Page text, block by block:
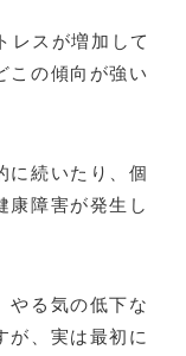
レスが増加して
この傾向が強い
に続いたり、個
康障害が発生し
やる気の低下な
が、実は最初に